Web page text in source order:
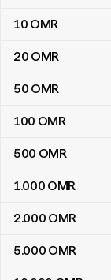
10 OMR
20 OMR
50 OMR
100 OMR
500 OMR
1.000 OMR
2.000 OMR
5.000 OMR